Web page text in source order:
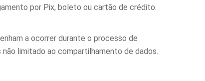
por Pix, boleto ou cartão de crédito.
a ocorrer durante o processo de
limitado ao compartilhamento de dados.